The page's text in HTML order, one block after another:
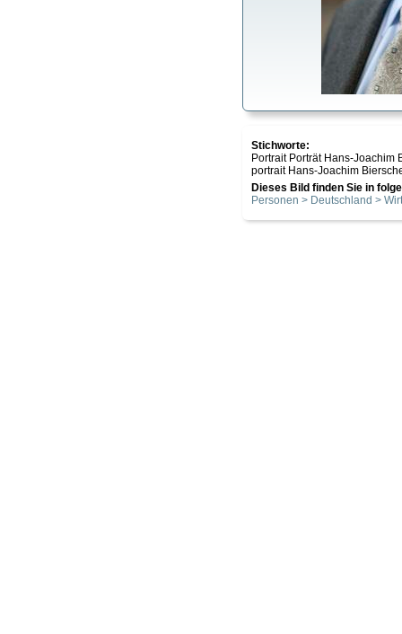
Stichworte:
Portrait Porträt Hans-Joachim
portrait Hans-Joachim
Dieses Bild finden Sie in
Personen > Deutschland >